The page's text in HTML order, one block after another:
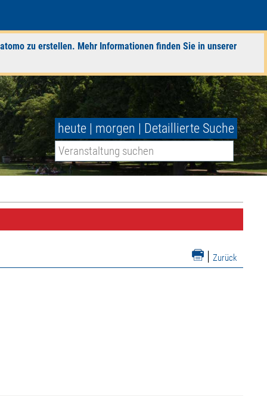
zu erstellen. Mehr Informationen finden Sie in unserer
heute | morgen | Detaillierte Suche
| Zurück